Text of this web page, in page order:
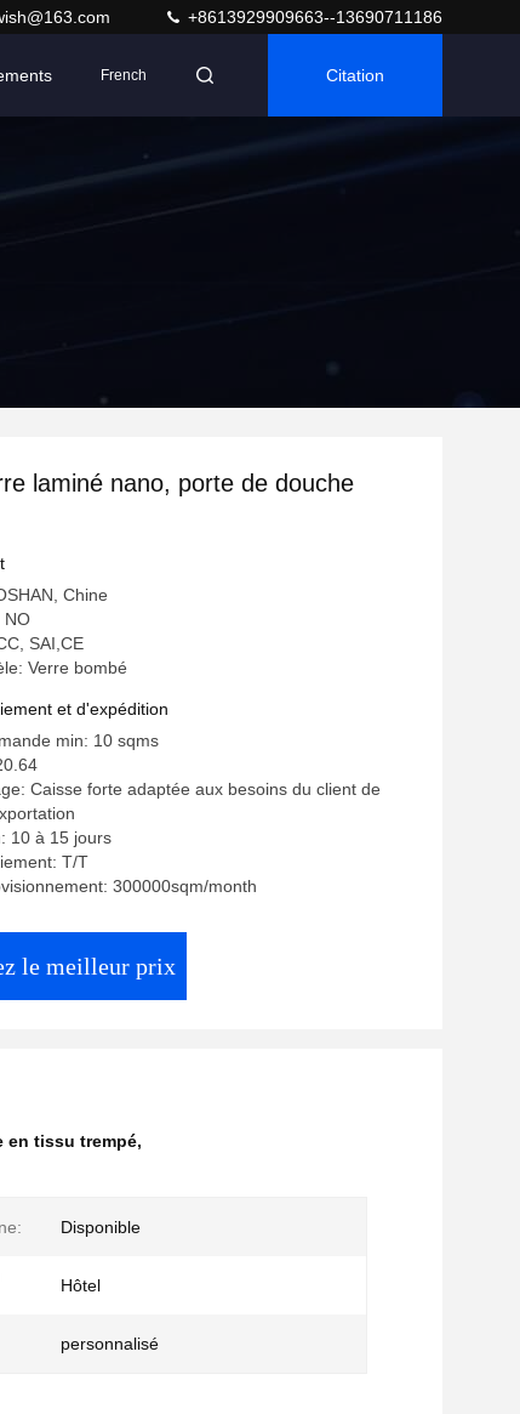
+8613929909663--13690711186
French Citation
laminé nano, porte de douche
Chine
NO
SAI,CE
Verre bombé
et d'expédition
min: 10 sqms
Caisse forte adaptée aux besoins du client de
10 à 15 jours
T/T
300000sqm/month
le meilleur prix
en tissu trempé,
Disponible
Hôtel
personnalisé